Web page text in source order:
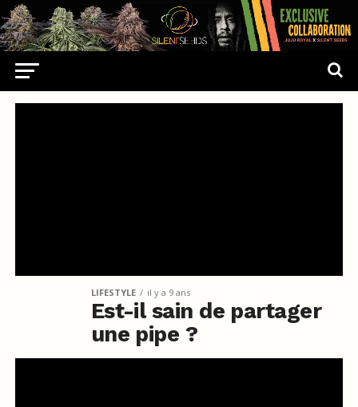
LIFESTYLE il y a 9 ans
Est-il sain de partager
une pipe ?